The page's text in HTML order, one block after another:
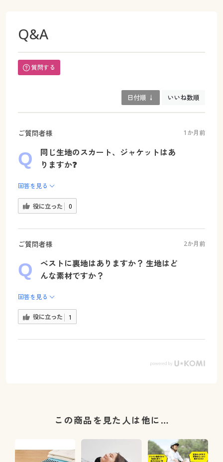
Q&A
質問する
日付順 ↓ いいね数順
ご質問者様 1か月前
同じ生地のスカート、ジャケットはあ
りますか❓️
回答を見る
役に立った 0
ご質問者様 2か月前
ベストに裏地はありますか？ 生地はど
んな素材ですか？
回答を見る
役に立った 1
この商品を見た人は他に…